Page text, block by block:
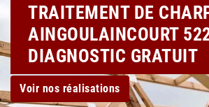
TRAITEMENT DE
AINGOULAINCOURT
DIAGNOSTIC GRATUIT
Voir nos réalisations